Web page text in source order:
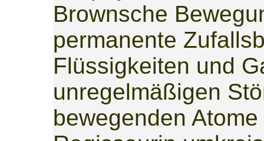
Brownsche
permanente
Flüssigkeiten und
unregelmäßigen
bewegenden